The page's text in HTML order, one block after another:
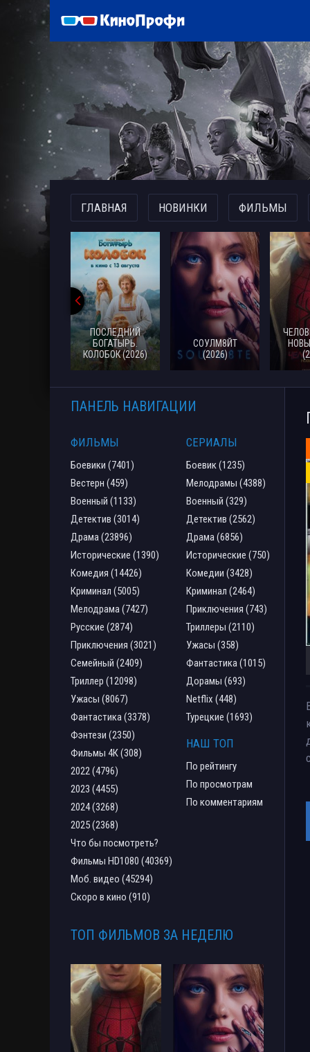
ГЛАВНАЯ НОВИНКИ ФИЛЬМЫ
ПОСЛЕДНИЙ
БОГАТЫРЬ.
КОЛОБОК (2026)
СОУЛМ8ЙТ
(2026)
ПАНЕЛЬ НАВИГАЦИИ
ФИЛЬМЫ
Боевики (7401)
Вестерн (459)
Военный (1133)
Детектив (3014)
Драма (23896)
Исторические (1390)
Комедия (14426)
Криминал (5005)
Мелодрама (7427)
Русские (2874)
Приключения (3021)
Семейный (2409)
Триллер (12098)
Ужасы (8067)
Фантастика (3378)
Фэнтези (2350)
Фильмы 4К (308)
2022 (4796)
2023 (4455)
2024 (3268)
2025 (2368)
Что бы посмотреть?
Фильмы HD1080 (40369)
Моб. видео (45294)
Скоро в кино (910)
СЕРИАЛЫ
Боевик (1235)
Мелодрамы (4388)
Военный (329)
Детектив (2562)
Драма (6856)
Исторические (750)
Комедии (3428)
Криминал (2464)
Приключения (743)
Триллеры (2110)
Ужасы (358)
Фантастика (1015)
Дорамы (693)
Netflix (448)
Турецкие (1693)
НАШ ТОП
По рейтингу
По просмотрам
По комментариям
ТОП ФИЛЬМОВ ЗА НЕДЕЛЮ